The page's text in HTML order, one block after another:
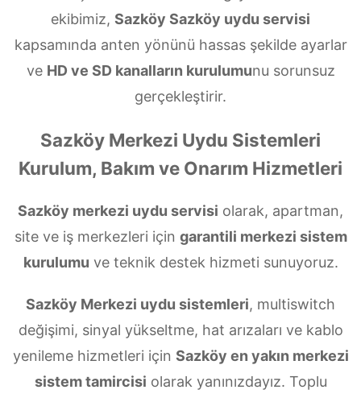
ekibimiz, Sazköy Sazköy uydu servisi
kapsamında anten yönünü hassas şekilde ayarlar
ve HD ve SD kanalların kurulumunu sorunsuz
gerçekleştirir.
Sazköy Merkezi Uydu Sistemleri
Kurulum, Bakım ve Onarım Hizmetleri
Sazköy merkezi uydu servisi olarak, apartman,
site ve iş merkezleri için garantili merkezi sistem
kurulumu ve teknik destek hizmeti sunuyoruz.
Sazköy Merkezi uydu sistemleri, multiswitch
değişimi, sinyal yükseltme, hat arızaları ve kablo
yenileme hizmetleri için Sazköy en yakın merkezi
sistem tamircisi olarak yanınızdayız. Toplu